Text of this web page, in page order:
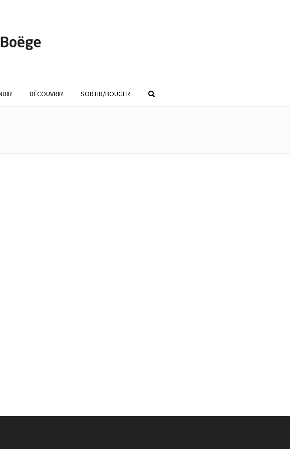
DÉCOUVRIR SORTIR/BOUGER